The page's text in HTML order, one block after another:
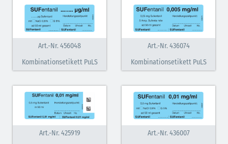
Art.-Nr. 456048
Kombinationsetikett PuLS
Art.-Nr. 436074
Kombinationsetikett PuLS
Art.-Nr. 425919
Art.-Nr. 436007